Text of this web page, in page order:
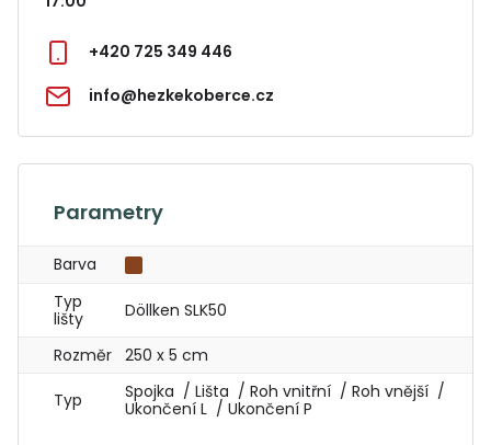
+420 725 349 446
info@hezkekoberce.cz
Parametry
Barva
Typ
lišty
Döllken SLK50
Rozměr 250 x 5 cm
Typ
Spojka / Lišta / Roh vnitřní / Roh vnější /
Ukončení L / Ukončení P